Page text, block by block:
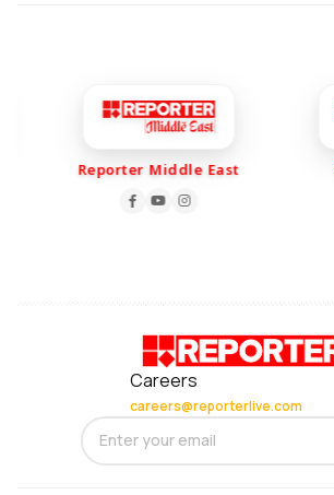
Reporter Middle East
Careers
careers@reporterlive.com